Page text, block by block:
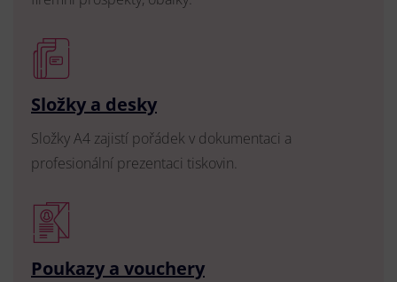
Složky a desky
Složky A4 zajistí pořádek v dokumentaci a
profesionální prezentaci tiskovin.
Poukazy a vouchery